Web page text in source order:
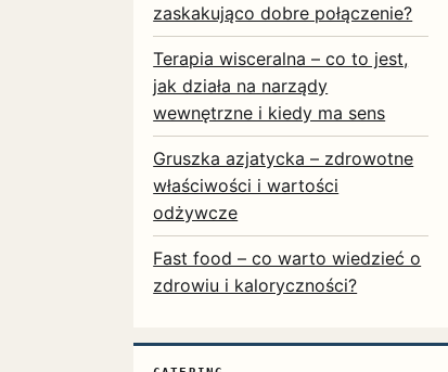
zaskakująco dobre połączenie?
Terapia wisceralna – co to jest,
jak działa na narządy
wewnętrzne i kiedy ma sens
Gruszka azjatycka – zdrowotne
właściwości i wartości
odżywcze
Fast food – co warto wiedzieć o
zdrowiu i kaloryczności?